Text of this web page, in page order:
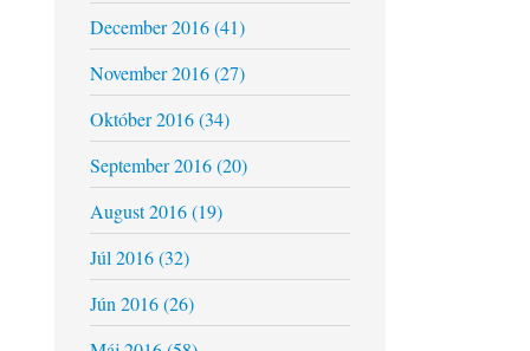
December 2016 (41)
November 2016 (27)
Október 2016 (34)
September 2016 (20)
August 2016 (19)
Júl 2016 (32)
Jún 2016 (26)